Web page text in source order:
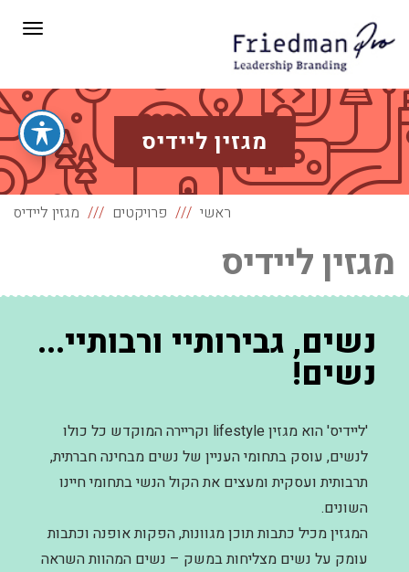
מגזין ליידיס
ראשי פרויקטים מגזין ליידיס
מגזין ליידיס
נשים, גבירותיי ורבותיי...
נשים!
'ליידיס' הוא מגזין lifestyle וקריירה המוקדש כל כולו
לנשים, עוסק בתחומי העניין של נשים מבחינה חברתית,
תרבותית ועסקית ומעצים את הקול הנשי בתחומי חיינו
השונים.
המגזין מכיל כתבות תוכן מגוונות, הפקות אופנה וכתבות
עומק על נשים מצליחות במשק – נשים המהוות השראה